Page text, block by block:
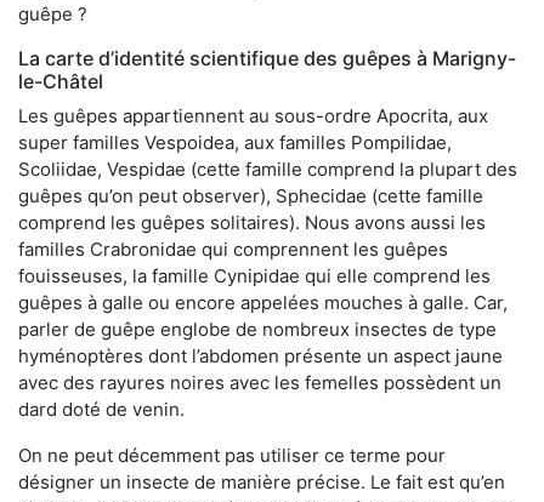
guêpe ?
La carte d’identité scientifique des guêpes à Marigny-
le-Châtel
Les guêpes appartiennent au sous-ordre Apocrita, aux
super familles Vespoidea, aux familles Pompilidae,
Scoliidae, Vespidae (cette famille comprend la plupart des
guêpes qu’on peut observer), Sphecidae (cette famille
comprend les guêpes solitaires). Nous avons aussi les
familles Crabronidae qui comprennent les guêpes
fouisseuses, la famille Cynipidae qui elle comprend les
guêpes à galle ou encore appelées mouches à galle. Car,
parler de guêpe englobe de nombreux insectes de type
hyménoptères dont l’abdomen présente un aspect jaune
avec des rayures noires avec les femelles possèdent un
dard doté de venin.
On ne peut décemment pas utiliser ce terme pour
désigner un insecte de manière précise. Le fait est qu’en